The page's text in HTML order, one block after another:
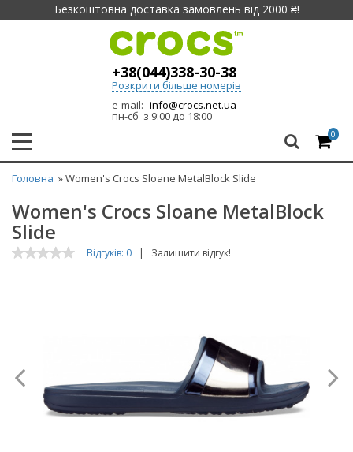
Безкоштовна доставка замовлень від 2000 ₴!
+38(044)338-30-38
Розкрити більше номерів
e-mail: info@crocs.net.ua
пн-сб з 9:00 до 18:00
0
Головна » Women's Crocs Sloane MetalBlock Slide
Women's Crocs Sloane MetalBlock
Slide
Відгуків: 0 | Залишити відгук!